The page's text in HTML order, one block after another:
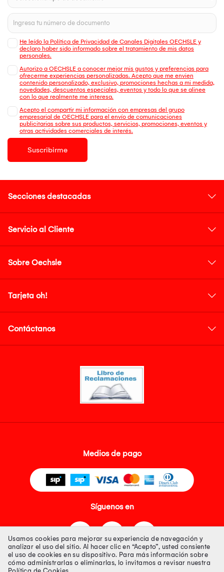
He leído la Política de Privacidad de Canales Digitales OECHSLE y
declaro haber sido informado sobre el tratamiento de mis datos
personales.
Autorizo a OECHSLE a conocer mejor mis gustos y preferencias para
ofrecerme experiencias personalizadas. Acepto que me envien
contenido personalizado, exclusivo, promociones hechas a mi medida,
novedades, descuentos especiales, eventos y todo lo que se alinee
con lo que realmente me interesa.
Acepto el compartir mi información con empresas del grupo
empresarial de OECHSLE para el envío de comunicaciones
publicitarias sobre sus productos, servicios, promociones, eventos y
otras actividades comerciales de interés.
Suscribirme
Secciones destacadas
Servicio al Cliente
Sobre Oechsle
Tarjeta oh!
Contáctanos
Medios de pago
Síguenos en
Usamos cookies para mejorar su experiencia de navegación y
analizar el uso del sitio. Al hacer clic en “Acepto”, usted consiente
el uso de cookies en su dispositivo. Para más información sobre
cómo administrarlas o eliminarlas, lo invitamos a revisar nuestra